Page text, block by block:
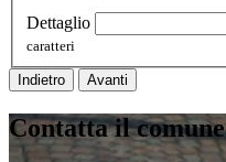
Dettaglio
caratteri
Indietro Avanti
Contatta il comune